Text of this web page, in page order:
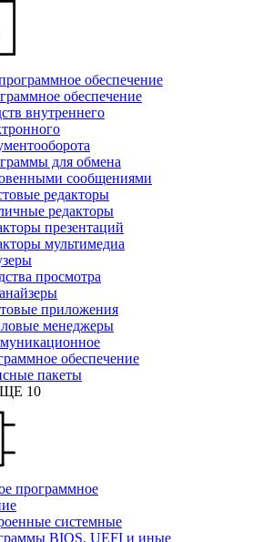
обеспечение
обеспечение
внутреннего
для обмена
сообщениями
редакторы
редакторы
презентаций
мультимедиа
просмотра
приложения
менеджеры
обеспечение
пакеты
10
программное
системные
BIOS, UEFI и иные